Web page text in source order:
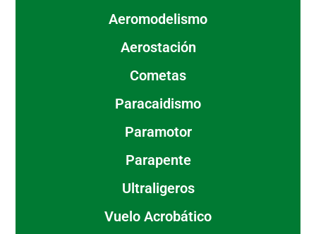
Aeromodelismo
Aerostación
Cometas
Paracaidismo
Paramotor
Parapente
Ultraligeros
Vuelo Acrobático